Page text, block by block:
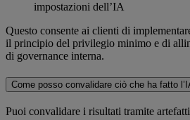
impostazioni dell’IA
Questo consente ai clienti di
il principio del privilegio minimo e di
di governance interna.
Come posso convalidare ciò che ha fatto
Puoi convalidare i risultati tramite